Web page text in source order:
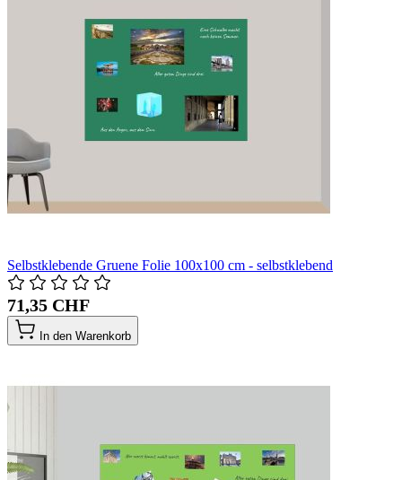
Selbstklebende Gruene Folie 100x100 cm - selbstklebend
71,35 CHF
In den Warenkorb